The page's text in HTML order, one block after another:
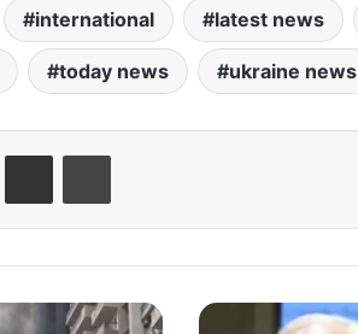
international latest news
today news ukraine news
मो